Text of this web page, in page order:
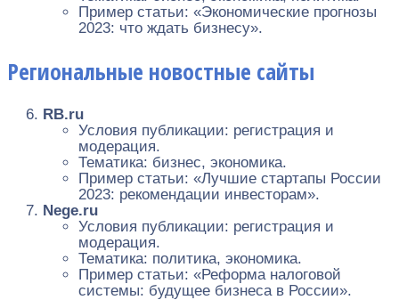
Пример статьи: «Экономические прогнозы
2023: что ждать бизнесу».
Региональные новостные сайты
RB.ru
Условия публикации: регистрация и
модерация.
Тематика: бизнес, экономика.
Пример статьи: «Лучшие стартапы России
2023: рекомендации инвесторам».
Nege.ru
Условия публикации: регистрация и
модерация.
Тематика: политика, экономика.
Пример статьи: «Реформа налоговой
системы: будущее бизнеса в России».